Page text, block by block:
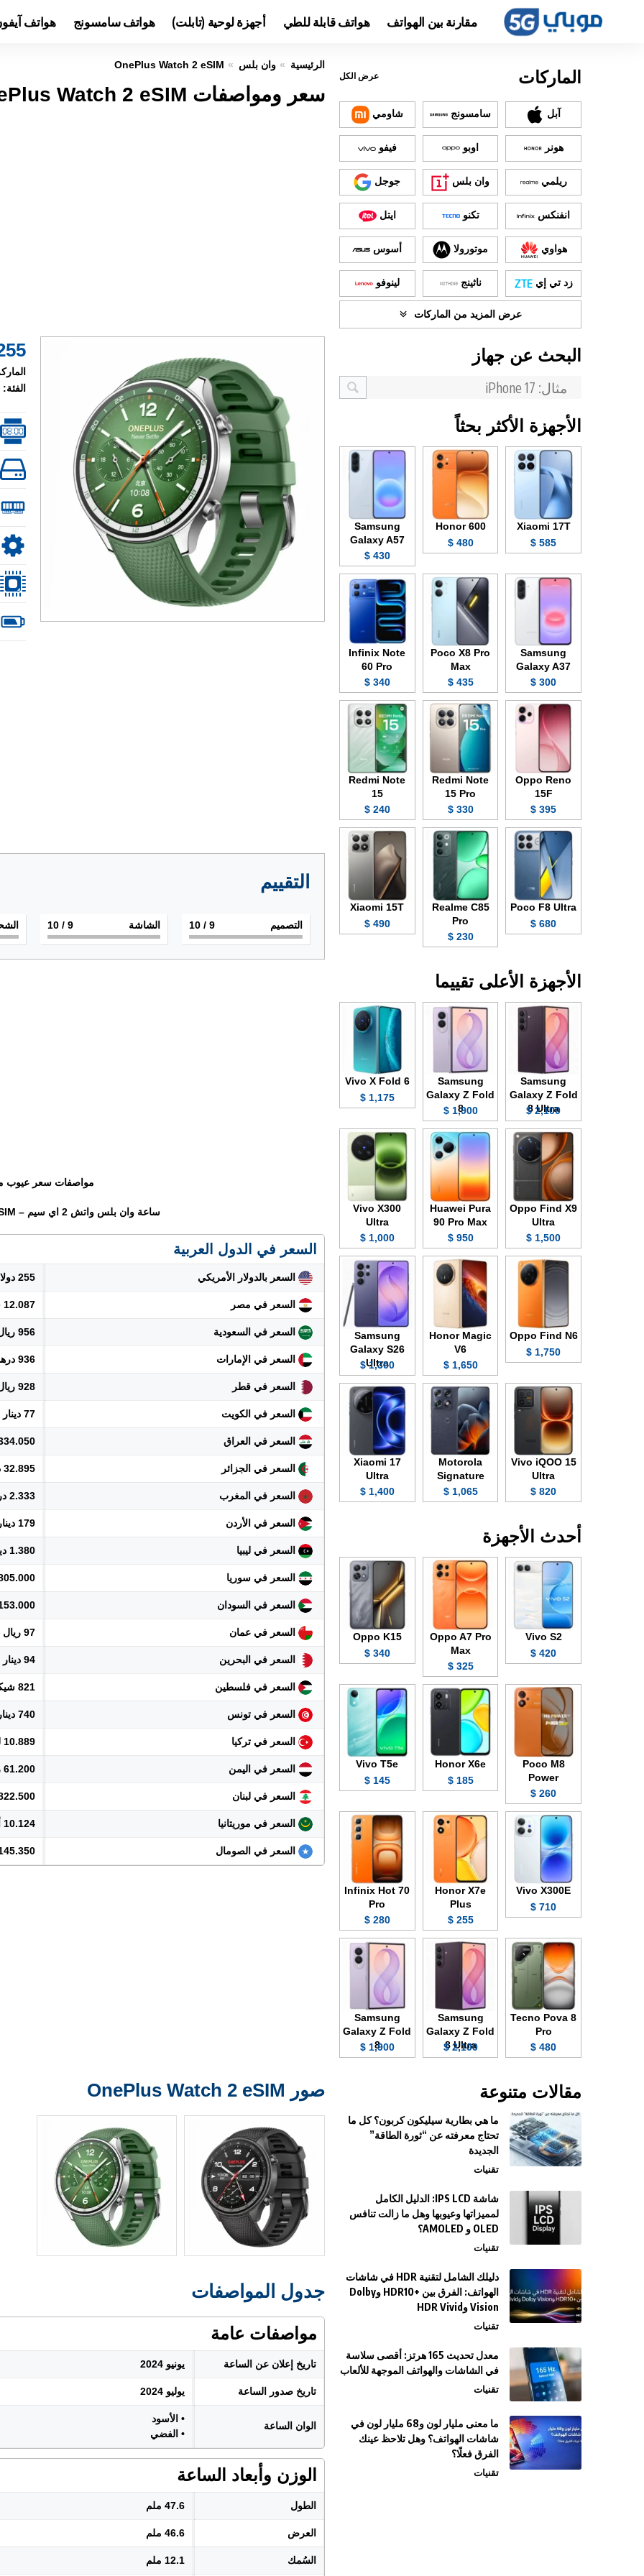
مقارنة بين الهواتف هواتف قابلة للطي أجهزة لوحية (تابلت) هواتف سامسونج هواتف
الرئيسية وان بلس OnePlus Watch 2 eSIM
سعر ومواصفات OnePlus Watch 2 eSIM عيوب ومميزات
$
الفئة:
التقييم
التصميم 9
/ 10 الشاشة 9
/ 10
مواصفات سعر عيوب
ساعة وان بلس واتش 2 اي سيم – OnePlus Watch 2 eSIM
السعر في الدول العربية
السعر بالدولار الأمريكي 255 دولار
السعر في مصر 12.087 جنيه
السعر في السعودية 956 ريال
السعر في الإمارات 936 درهم
السعر في قطر 928 ريال
السعر في الكويت 77 دينار
السعر في العراق 334.050
السعر في الجزائر 32.895 دينار
السعر في المغرب 2.333 درهم
السعر في الأردن 179 دينار
السعر في ليبيا 1.380 دينار
السعر في سوريا 2.805.000
السعر في السودان 153.000
السعر في عمان 97 ريال
السعر في البحرين 94 دينار
السعر في فلسطين 821 شيكل
السعر في تونس 740 دينار
السعر في تركيا 10.889 ليرة
السعر في اليمن 61.200 ريال
السعر في لبنان
السعر في موريتانيا 10.124 أوقية
السعر في الصومال 145.350
صور OnePlus Watch 2 eSIM
جدول المواصفات
مواصفات عامة
تاريخ إعلان عن الساعة يونيو 2024
تاريخ صدور الساعة يوليو 2024
الوان الساعة
• الأسود
• الفضي
الوزن وأبعاد الساعة
الطول 47.6 ملم
العرض 46.6 ملم
السُمك 12.1 ملم
الماركات عرض الكل
آبل سامسونج شاومي
هونر اوبو فيفو
ريلمي وان بلس جوجل
انفنكس تكنو ايتل
هواوي موتورولا أسوس
زد تي إي ناثينج لينوفو
عرض المزيد من الماركات
البحث عن جهاز
الأجهزة الأكثر بحثاً
Xiaomi 17T
585 $
Honor 600
480 $
Samsung
Galaxy A57
430 $
Samsung
Galaxy A37
300 $
Poco X8 Pro
Max
435 $
Infinix Note
60 Pro
340 $
Oppo Reno
15F
395 $
Redmi Note
15 Pro
330 $
Redmi Note
15
240 $
Poco F8 Ultra
680 $
Realme C85
Pro
230 $
Xiaomi 15T
490 $
الأجهزة الأعلى تقييما
Samsung
Galaxy Z Fold
8 Ultra
2,100 $
Samsung
Galaxy Z Fold
8
1,900 $
Vivo X Fold 6
1,175 $
Oppo Find X9
Ultra
1,500 $
Huawei Pura
90 Pro Max
950 $
Vivo X300
Ultra
1,000 $
Oppo Find N6
1,750 $
Honor Magic
V6
1,650 $
Samsung
Galaxy S26
Ultra
1,300 $
Vivo iQOO 15
Ultra
820 $
Motorola
Signature
1,065 $
Xiaomi 17
Ultra
1,400 $
أحدث الأجهزة
Vivo S2
420 $
Oppo A7 Pro
Max
325 $
Oppo K15
340 $
Poco M8
Power
260 $
Honor X6e
185 $
Vivo T5e
145 $
Vivo X300E
710 $
Honor X7e
Plus
255 $
Infinix Hot 70
Pro
280 $
Tecno Pova 8
Pro
480 $
Samsung
Galaxy Z Fold
8 Ultra
2,100 $
Samsung
Galaxy Z Fold
8
1,900 $
مقالات متنوعة
ما هي بطارية سيليكون كربون؟ كل ما
تحتاج معرفته عن “ثورة الطاقة”
الجديدة
تقنيات
شاشة IPS LCD: الدليل الكامل
لمميزاتها وعيوبها وهل ما زالت تنافس
OLED و AMOLED؟
تقنيات
دليلك الشامل لتقنية HDR في شاشات
الهواتف: الفرق بين +HDR10 وDolby
Vision وHDR Vivid
تقنيات
معدل تحديث 165 هرتز: أقصى سلاسة
في الشاشات والهواتف الموجهة للألعاب
تقنيات
ما معنى مليار لون و68 مليار لون في
شاشات الهواتف؟ وهل تلاحظ عينك
الفرق فعلًا؟
تقنيات